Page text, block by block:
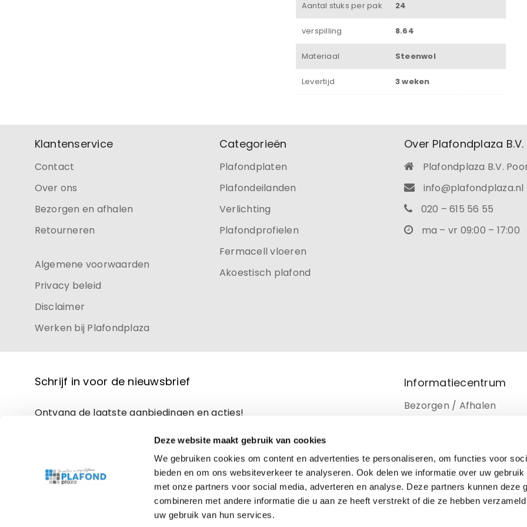
Deze website maakt gebruik van cookies
We gebruiken cookies om content en advertenties te personaliseren, om functies voor
bieden en om ons websiteverkeer te analyseren. Ook delen we informatie over uw
met onze partners voor social media, adverteren en analyse. Deze partners kunnen deze
combineren met andere informatie die u aan ze heeft verstrekt of die ze hebben
uw gebruik van hun services.
Aantal stuks per pak 24
verspilling 8.64
Materiaal Steenwol
Levertijd 3 weken
Klantenservice
Contact
Over ons
Bezorgen en afhalen
Retourneren
Algemene voorwaarden
Privacy beleid
Disclaimer
Werken bij Plafondplaza
Categorieën
Plafondplaten
Plafondeilanden
Verlichting
Plafondprofielen
Fermacell vloeren
Akoestisch plafond
Over Plafondplaza B.V.
Plafondplaza B.V.
info@plafondplaza.nl
020 – 615 56 55
ma – vr 09:00 – 17:00
Schrijf in voor de nieuwsbrief
Ontvang de laatste aanbiedingen en acties!
Informatiecentrum
Bezorgen / Afhalen
Disclaimer
Cookiebeleid